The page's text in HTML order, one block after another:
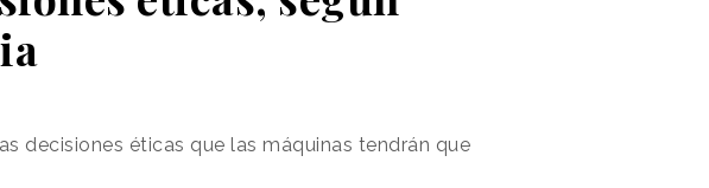
decisiones éticas que las máquinas tendrán que